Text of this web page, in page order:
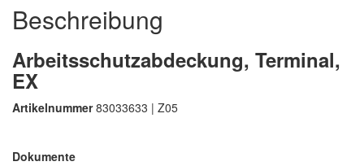
Beschreibung
Arbeitsschutzabdeckung, Terminal,
EX
Artikelnummer83033633 | Z05
Dokumente